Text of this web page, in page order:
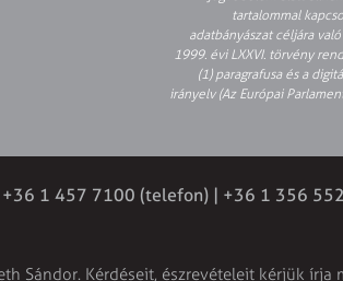
tartalommal
adatbányászat céljára
1999. évi LXXVI. törvény
(1) paragrafusa és a
irányelv (Az Európai
+36 1 457 7100 (telefon) | +36 1 356
Sándor. Kérdéseit, észrevételeit kérjük írja